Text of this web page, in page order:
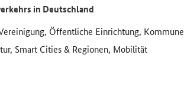
in Deutschland
Öffentliche Einrichtung, Kommune
Smart Cities & Regionen, Mobilität